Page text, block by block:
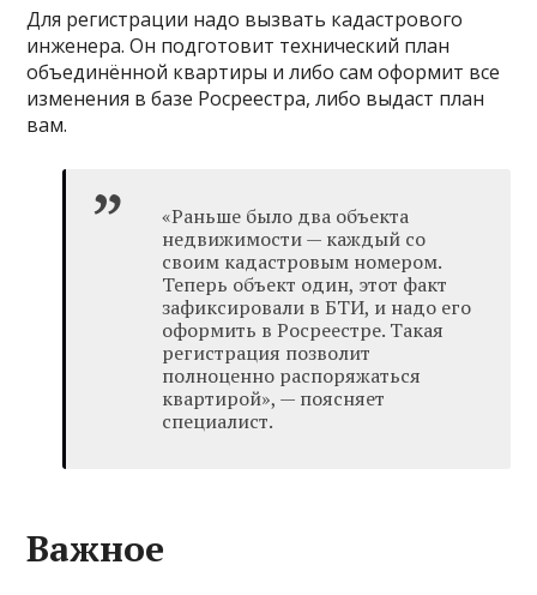
Для регистрации надо вызвать кадастрового
инженера. Он подготовит технический план
объединённой квартиры и либо сам оформит все
изменения в базе Росреестра, либо выдаст план
вам.
«Раньше было два объекта
недвижимости — каждый со
своим кадастровым номером.
Теперь объект один, этот факт
зафиксировали в БТИ, и надо его
оформить в Росреестре. Такая
регистрация позволит
полноценно распоряжаться
квартирой», — поясняет
специалист.
Важное